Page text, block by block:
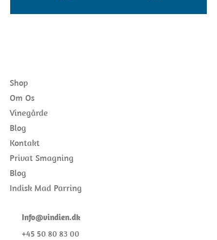
Shop
Om Os
Vinegårde
Blog
Kontakt
Privat Smagning
Blog
Indisk Mad Parring
Info@vindien.dk
+45 50 80 83 00